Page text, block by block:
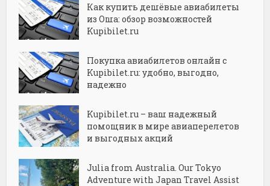
Как купить дешёвые авиабилеты
из Оша: обзор возможностей
Kupibilet.ru
Покупка авиабилетов онлайн с
Kupibilet.ru: удобно, выгодно,
надежно
Kupibilet.ru – ваш надежный
помощник в мире авиаперелетов
и выгодных акций
Julia from Australia. Our Tokyo
Adventure with Japan Travel Assist